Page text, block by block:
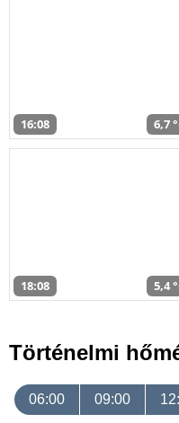
16:08 6,7
18:08 5,4
Történelmi
06:00 09:00